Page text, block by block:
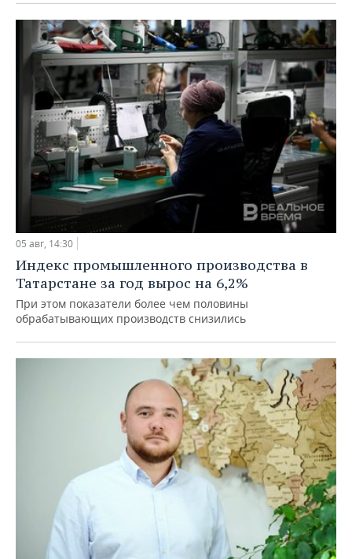
05 авг, 14:30
Индекс промышленного производства в
Татарстане за год вырос на 6,2%
При этом показатели более чем половины
обрабатывающих производств снизились